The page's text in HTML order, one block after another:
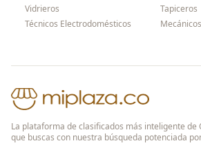
Vidrieros
Tapiceros
Técnicos Electrodomésticos
La plataforma de clasificados más inteligente de
que buscas con nuestra búsqueda potenciada